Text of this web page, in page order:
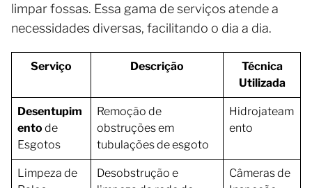
limpar fossas. Essa gama de serviços atende a
necessidades diversas, facilitando o dia a dia.
Serviço Descrição
Técnica
Utilizada
Desentupim
ento de
Esgotos
Remoção de
obstruções em
tubulações de esgoto
Hidrojateam
ento
Limpeza de
Desobstrução e
Câmeras de